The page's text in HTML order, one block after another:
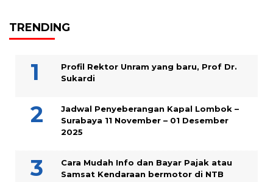
TRENDING
Profil Rektor Unram yang baru, Prof Dr.
Sukardi
Jadwal Penyeberangan Kapal Lombok –
Surabaya 11 November – 01 Desember
2025
Cara Mudah Info dan Bayar Pajak atau
Samsat Kendaraan bermotor di NTB